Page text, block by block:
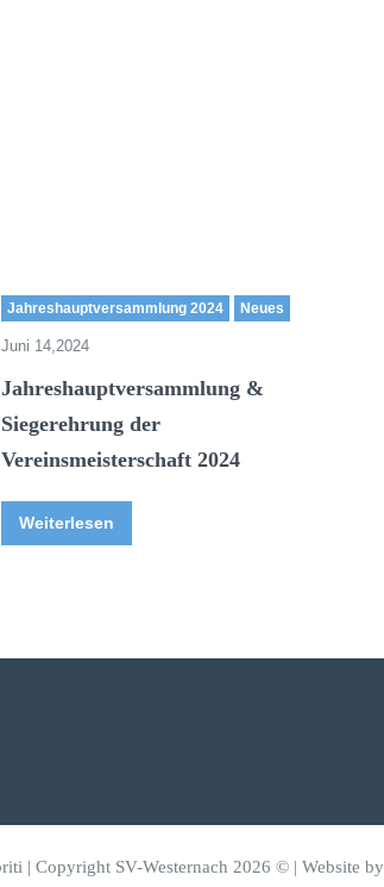
Jahreshauptversammlung 2024 Neues
Juni 14,2024
Jahreshauptversammlung &
Siegerehrung der
Vereinsmeisterschaft 2024
Weiterlesen
| Copyright SV-Westernach 2026 © | Website by